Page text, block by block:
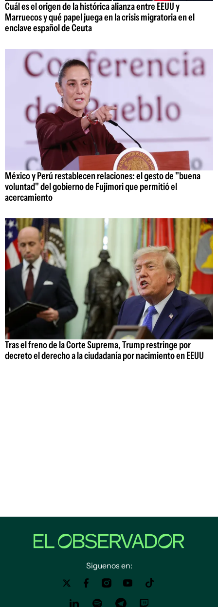
Cuál es el origen de la histórica alianza entre EEUU y
Marruecos y qué papel juega en la crisis migratoria en el
enclave español de Ceuta
México y Perú restablecen relaciones: el gesto de "buena
voluntad" del gobierno de Fujimori que permitió el
acercamiento
Tras el freno de la Corte Suprema, Trump restringe por
decreto el derecho a la ciudadanía por nacimiento en EEUU
Siguenos en: